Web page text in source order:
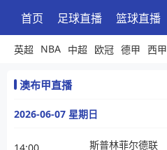
首页 足球直播 篮球直播
英超 NBA 中超 欧冠 德甲 西甲
澳布甲直播
2026-06-07 星期日
14:00
斯普林菲尔德联